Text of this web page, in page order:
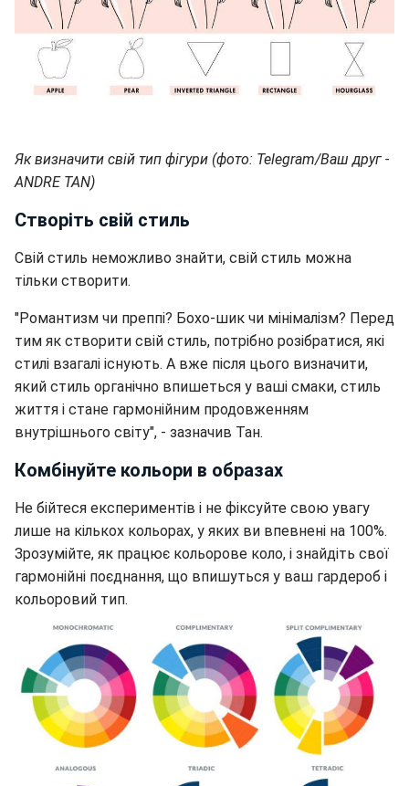
Як визначити свій тип фігури (фото: Telegram/Ваш друг -
ANDRE TAN)
Створіть свій стиль
Свій стиль неможливо знайти, свій стиль можна
тільки створити.
"Романтизм чи преппі? Бохо-шик чи мінімалізм? Перед
тим як створити свій стиль, потрібно розібратися, які
стилі взагалі існують. А вже після цього визначити,
який стиль органічно впишеться у ваші смаки, стиль
життя і стане гармонійним продовженням
внутрішнього світу", - зазначив Тан.
Комбінуйте кольори в образах
Не бійтеся експериментів і не фіксуйте свою увагу
лише на кількох кольорах, у яких ви впевнені на 100%.
Зрозумійте, як працює кольорове коло, і знайдіть свої
гармонійні поєднання, що впишуться у ваш гардероб і
кольоровий тип.